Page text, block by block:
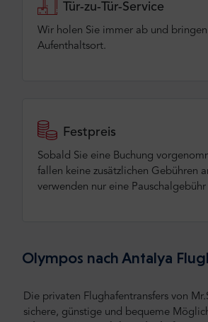
Tür-zu-Tür-Service
Wir holen Sie immer ab und bringen
Aufenthaltsort.
Festpreis
Sobald Sie eine Buchung
fallen keine zusätzlichen Gebühren
verwenden nur eine Pauschalgebühr
Olympos nach Antalya
Die privaten Flughafentransfers von
sichere, günstige und bequeme